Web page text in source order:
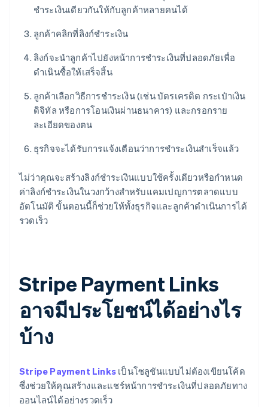
ชำระเงินเดียวกันให้กับลูกค้าหลายคนได้
ลูกค้าคลิกที่ลิงก์ชำระเงิน
ลิงก์จะนำลูกค้าไปยังหน้าการชำระเงินที่ปลอดภัยเพื่อ
ดำเนินซื้อให้เสร็จสิ้น
ลูกค้าเลือกวิธีการชำระเงิน (เช่น บัตรเครดิต กระเป๋าเงิน
ดิจิทัล หรือการโอนเงินผ่านธนาคาร) และกรอกราย
ละเอียดของตน
ธุรกิจจะได้รับการแจ้งเตือนว่าการชำระเงินสำเร็จแล้ว
ไม่ว่าคุณจะสร้างลิงก์ชำระเงินแบบใช้ครั้งเดียวหรือกำหนด
ค่าลิงก์ชำระเงินในวงกว้างสำหรับแคมเปญการตลาดแบบ
อัตโนมัติ ขั้นตอนนี้ก็ช่วยให้ทั้งธุรกิจและลูกค้าดำเนินการได้
รวดเร็ว
Stripe Payment Links
อาจมีประโยชน์ได้อย่างไร
บ้าง
Stripe Payment Links เป็นโซลูชันแบบไม่ต้องเขียนโค้ด
ซึ่งช่วยให้คุณสร้างและแชร์หน้าการชำระเงินที่ปลอดภัยทาง
ออนไลน์ได้อย่างรวดเร็ว